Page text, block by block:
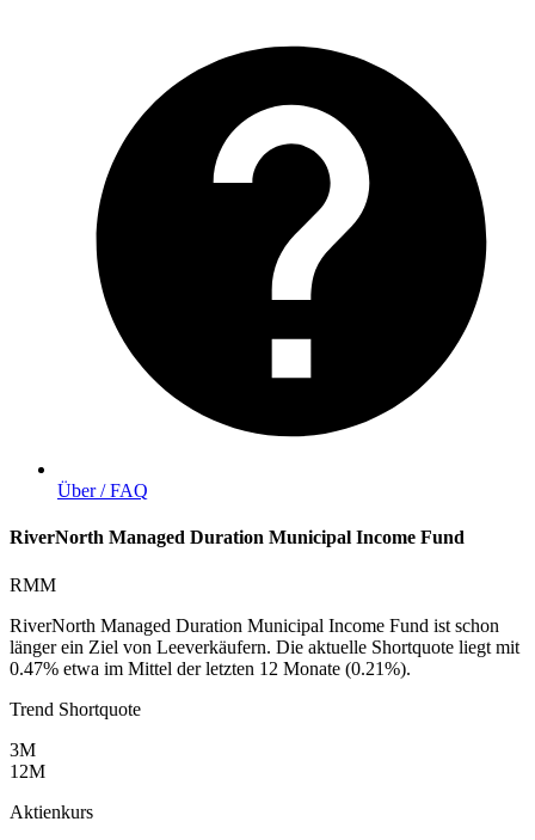
Über / FAQ
RiverNorth Managed Duration Municipal Income Fund
RMM
RiverNorth Managed Duration Municipal Income Fund ist schon
länger ein Ziel von Leeverkäufern. Die aktuelle Shortquote liegt mit
0.47% etwa im Mittel der letzten 12 Monate (0.21%).
Trend Shortquote
3M
12M
Aktienkurs